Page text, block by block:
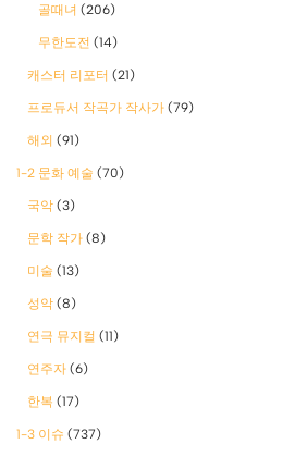
골때녀 (206)
무한도전 (14)
캐스터 리포터 (21)
프로듀서 작곡가 작사가 (79)
해외 (91)
1-2 문화 예술 (70)
국악 (3)
문학 작가 (8)
미술 (13)
성악 (8)
연극 뮤지컬 (11)
연주자 (6)
한복 (17)
1-3 이슈 (737)